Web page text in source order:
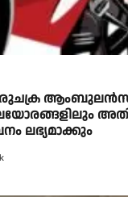
ഇരുചക്ര
ലഭ്യമാക്കും